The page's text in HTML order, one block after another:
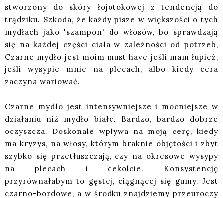
stworzony do skóry łojotokowej z tendencją do
trądziku. Szkoda, że każdy pisze w większości o tych
mydłach jako 'szampon' do włosów, bo sprawdzają
się na każdej części ciała w zależności od potrzeb,
Czarne mydło jest moim must have jeśli mam łupież,
jeśli wysypie mnie na plecach, albo kiedy cera
zaczyna wariować.
Czarne mydło jest intensywniejsze i mocniejsze w
działaniu niż mydło białe. Bardzo, bardzo dobrze
oczyszcza. Doskonale wpływa na moją cerę, kiedy
ma kryzys, na włosy, którym braknie objętości i zbyt
szybko się przetłuszczają, czy na okresowe wysypy
na plecach i dekolcie. Konsystencję
przyrównałabym to gęstej, ciągnącej się gumy. Jest
czarno-bordowe, a w środku znajdziemy przeuroczy